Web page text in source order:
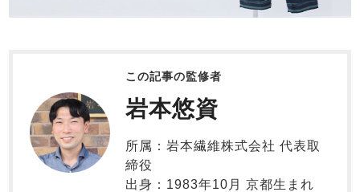
ボーイズパジャマ
秋
ズボン単品
この記事の監修者
岩本悠資
所属：岩本繊維株式会社 代表取
締役
出身：1983年10月 京都生まれ